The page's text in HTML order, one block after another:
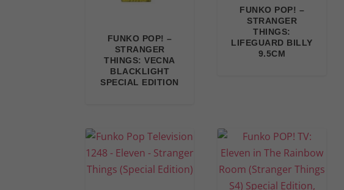
FUNKO POP! –
STRANGER
THINGS: VECNA
BLACKLIGHT
SPECIAL EDITION
FUNKO POP! –
STRANGER
THINGS:
LIFEGUARD BILLY
9.5CM